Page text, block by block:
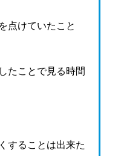
点けていたこと
たことで見る時間
することは出来た